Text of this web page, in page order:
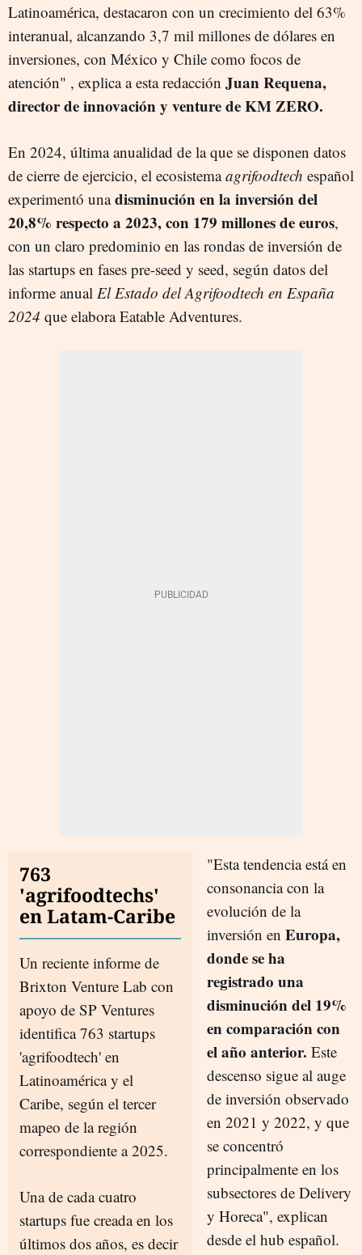
Latinoamérica, destacaron con un crecimiento del 63%
interanual, alcanzando 3,7 mil millones de dólares en
inversiones, con México y Chile como focos de
atención" , explica a esta redacción Juan Requena,
director de innovación y venture de KM ZERO.
En 2024, última anualidad de la que se disponen datos
de cierre de ejercicio, el ecosistemaagrifoodtech español
experimentó unadisminución en la inversión del
20,8% respecto a 2023, con 179 millones de euros,
con un claro predominio en las rondas de inversión de
las startups en fases pre-seed y seed, según datos del
informe anual El Estado del Agrifoodtech en España
2024 que elabora Eatable Adventures.
763
'agrifoodtechs'
en Latam-Caribe
Un reciente informe de
Brixton Venture Lab con
apoyo de SP Ventures
identifica 763 startups
'agrifoodtech' en
Latinoamérica y el
Caribe, según el tercer
mapeo de la región
correspondiente a 2025.
Una de cada cuatro
startups fue creada en los
últimos dos años, es decir
"Esta tendencia está en
consonancia con la
evolución de la
inversión en Europa,
donde se ha
registrado una
disminución del 19%
en comparación con
el año anterior. Este
descenso sigue al auge
de inversión observado
en 2021 y 2022, y que
se concentró
principalmente en los
subsectores de Delivery
y Horeca", explican
desde el hub español.